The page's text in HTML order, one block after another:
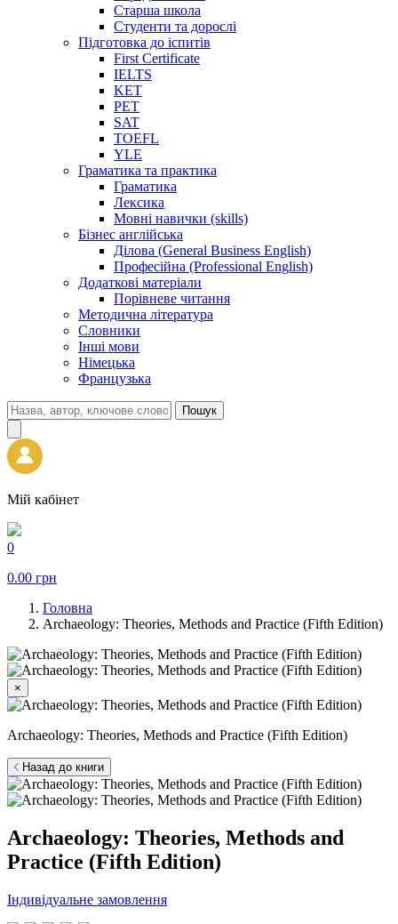
Старша школа
Студенти та дорослі
Підготовка до іспитів
First Certificate
IELTS
KET
PET
SAT
TOEFL
YLE
Граматика та практика
Граматика
Лексика
Мовні навички (skills)
Бізнес англійська
Ділова (General Business English)
Професійна (Professional English)
Додаткові матеріали
Порівневе читання
Методична література
Словники
Інші мови
Німецька
Французька
Пошук
Мій кабінет
0
0.00 грн
Головна
Archaeology: Theories, Methods and Practice (Fifth Edition)
×
Archaeology: Theories, Methods and Practice (Fifth Edition)
Назад до книги
Archaeology: Theories, Methods and
Practice (Fifth Edition)
Індивідуальне замовлення